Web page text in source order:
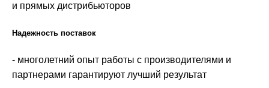
и прямых дистрибьюторов
Надежность поставок
- многолетний опыт работы с производителями и
партнерами гарантируют лучший результат